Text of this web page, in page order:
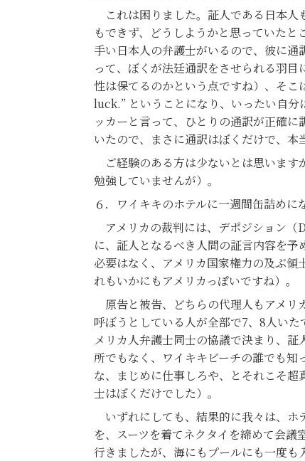
これは困りました。証人である日本人
もできず、どうしようかと思っていた
手い日本人の弁護士がいるので、彼に
って、ぼくが法廷通訳をさせられる羽
性は保てるのかという点ですね）、そ
luck.” ということになり、いったい自分
ッカーと言って、ひとりの通訳が正確
いたので、まさに通訳はぼくだけで、本
ご経験のある方は少ないとは思います
勉強していませんが）。
６．ワイキキのホテルに一週間缶詰めに
アメリカの裁判には、デポジション
に、証人となるべき人間の証言内容を
必要はなく、アメリカ国家権力の及ぶ
れもいかにもアメリカっぽいですね）。
原告と被告、どちらの代理人もアメリ
呼ぼうとしている人が全部で7、8人い
メリカ人弁護士同士の協議で決まり、
所でもなく、ワイキキビーチの誰でも
な、まじめに仕事しろや、とそれこそ
士はぼくだけでした）。
いずれにしても、結果的に我々は、ホ
を、スーツを着てネクタイを締めて会
行きましたが、海にもプールにも一度も